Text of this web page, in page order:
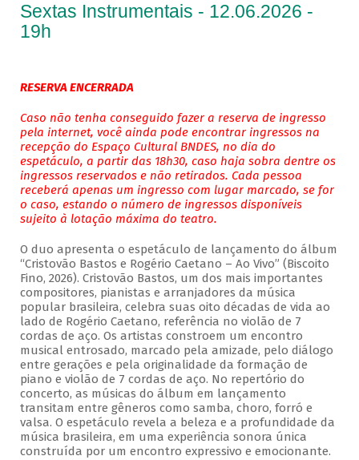
Sextas Instrumentais - 12.06.2026 -
19h
RESERVA ENCERRADA
Caso não tenha conseguido fazer a reserva de ingresso
pela internet, você ainda pode encontrar ingressos na
recepção do Espaço Cultural BNDES, no dia do
espetáculo, a partir das 18h30, caso haja sobra dentre os
ingressos reservados e não retirados. Cada pessoa
receberá apenas um ingresso com lugar marcado, se for
o caso, estando o número de ingressos disponíveis
sujeito à lotação máxima do teatro.
O duo apresenta o espetáculo de lançamento do álbum
“Cristovão Bastos e Rogério Caetano – Ao Vivo” (Biscoito
Fino, 2026). Cristovão Bastos, um dos mais importantes
compositores, pianistas e arranjadores da música
popular brasileira, celebra suas oito décadas de vida ao
lado de Rogério Caetano, referência no violão de 7
cordas de aço. Os artistas constroem um encontro
musical entrosado, marcado pela amizade, pelo diálogo
entre gerações e pela originalidade da formação de
piano e violão de 7 cordas de aço. No repertório do
concerto, as músicas do álbum em lançamento
transitam entre gêneros como samba, choro, forró e
valsa. O espetáculo revela a beleza e a profundidade da
música brasileira, em uma experiência sonora única
construída por um encontro expressivo e emocionante.